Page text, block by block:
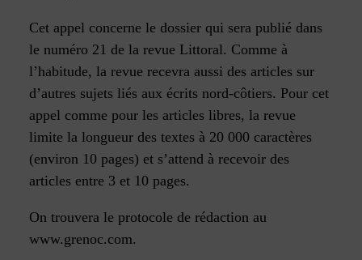
Cet appel concerne le dossier qui sera publié dans
le numéro 21 de la revue Littoral. Comme à
l’habitude, la revue recevra aussi des articles sur
d’autres sujets liés aux écrits nord-côtiers. Pour cet
appel comme pour les articles libres, la revue
limite la longueur des textes à 20 000 caractères
(environ 10 pages) et s’attend à recevoir des
articles entre 3 et 10 pages.
On trouvera le protocole de rédaction au
www.grenoc.com.